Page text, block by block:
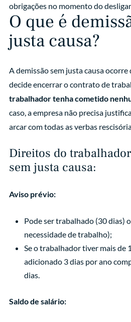
obrigações no momento do
O que é
justa causa?
A demissão sem justa causa
decide encerrar o contrato de
trabalhador tenha cometido
caso, a empresa não precisa
arcar com todas as verbas
Direitos do
sem justa causa:
Aviso prévio:
Pode ser trabalhado (30 dias)
necessidade de trabalho);
Se o trabalhador tiver mais de
adicionado 3 dias por ano
dias.
Saldo de salário: